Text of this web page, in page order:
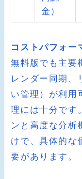
金）
コストパフォー
無料版でも主要
レンダー同期、
い管理）が利用
理には十分です
ンと高度な分析
けで、具体的な
要があります。